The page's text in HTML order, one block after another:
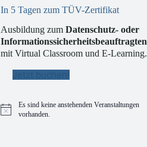
In 5 Tagen zum TÜV-Zertifikat
Ausbildung zumDatenschutz- oder
Informationssicherheitsbeauftragten
mit Virtual Classroom und E-Learning.
Jetzt buchen!
H
Es sind keine anstehenden Veranstaltungen
vorhanden.